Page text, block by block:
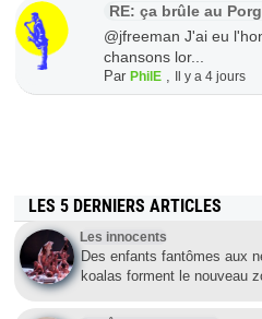
RE: ça brûle au
@jfreeman J'ai eu
chansons lor...
ParPhilE Il y a 4 jours
LES 5 DERNIERS ARTICLES
Les innocents
Des enfants fantômes aux
koalas forment le nouveau